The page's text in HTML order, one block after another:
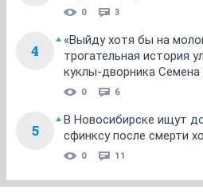
0 3
4
«Выйду хотя бы на
трогательная история
куклы-дворника Семена
0 6
5
В Новосибирске ищут
сфинксу после смерти
0 11